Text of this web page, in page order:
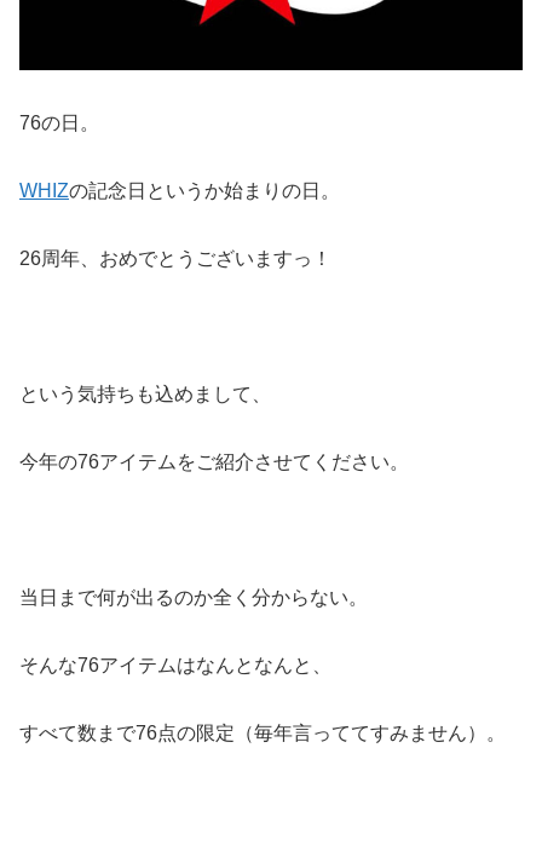
76の日。
WHIZの記念日というか始まりの日。
26周年、おめでとうございますっ！
という気持ちも込めまして、
今年の76アイテムをご紹介させてください。
当日まで何が出るのか全く分からない。
そんな76アイテムはなんとなんと、
すべて数まで76点の限定（毎年言っててすみません）。